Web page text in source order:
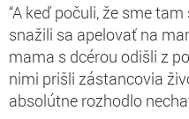
“A keď počuli, že sme
snažili sa apelovať na
mama s dcérou odišli z
nimi prišli zástancovia
absolútne rozhodlo